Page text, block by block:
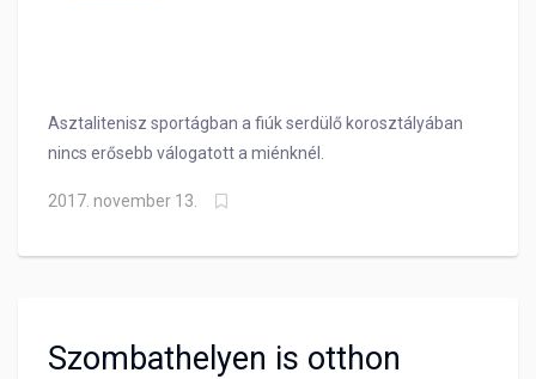
Asztalitenisz sportágban a fiúk serdülő korosztályában
nincs erősebb válogatott a miénknél.
2017. november 13.
Szombathelyen is otthon